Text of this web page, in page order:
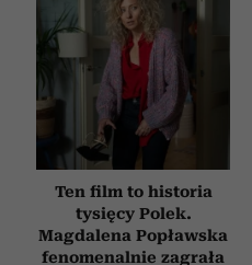
Ten film to historia
tysięcy Polek.
Magdalena Popławska
fenomenalnie zagrała